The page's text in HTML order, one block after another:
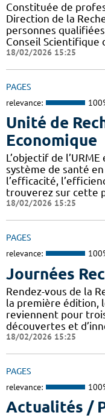
Constituée de
Direction de la
personnes
Conseil Scientifique
18/02/2026 15:25
PAGES
relevance:
Unité de
Economique
L’objectif de
système de santé
l’efficacité,
trouverez sur cette
18/02/2026 15:25
PAGES
relevance:
Journées
Rendez-vous de la
la première édition,
reviennent pour
découvertes et
18/02/2026 15:25
PAGES
relevance:
Actualités /